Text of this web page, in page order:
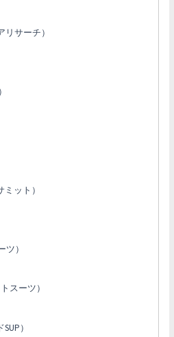
サーチ）
ット）
）
スーツ）
）